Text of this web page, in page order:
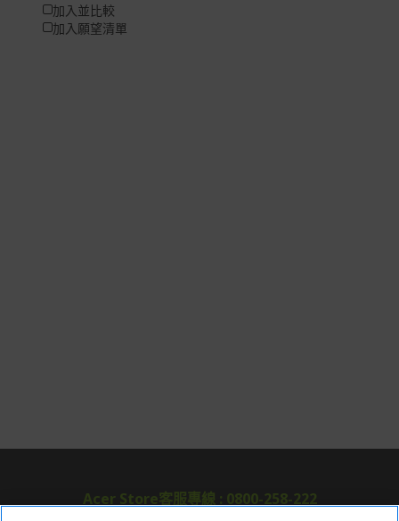
加入並比較
加入願望清單
Acer Store客服專線 : 0800-258-222